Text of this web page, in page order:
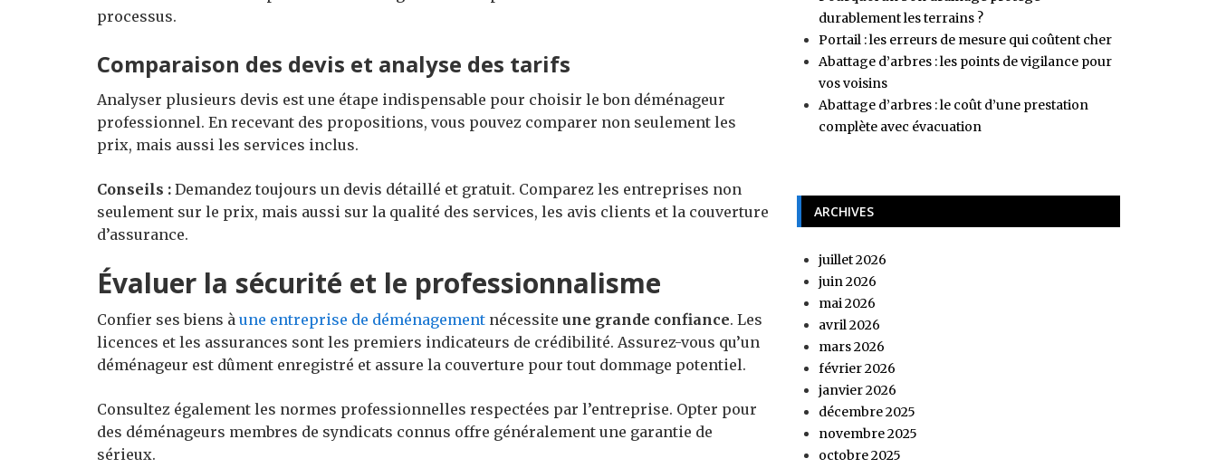
processus.
Comparaison des devis et analyse des tarifs
Analyser plusieurs devis est une étape indispensable pour choisir le bon déménageur
professionnel. En recevant des propositions, vous pouvez comparer non seulement les
prix, mais aussi les services inclus.
Conseils : Demandez toujours un devis détaillé et gratuit. Comparez les entreprises non
seulement sur le prix, mais aussi sur la qualité des services, les avis clients et la couverture
d’assurance.
Évaluer la sécurité et le professionnalisme
Confier ses biens à une entreprise de déménagement nécessite une grande confiance. Les
licences et les assurances sont les premiers indicateurs de crédibilité. Assurez-vous qu’un
déménageur est dûment enregistré et assure la couverture pour tout dommage potentiel.
Consultez également les normes professionnelles respectées par l’entreprise. Opter pour
des déménageurs membres de syndicats connus offre généralement une garantie de
sérieux.
durablement les terrains ?
Portail : les erreurs de mesure qui coûtent cher
Abattage d’arbres : les points de vigilance pour
vos voisins
Abattage d’arbres : le coût d’une prestation
complète avec évacuation
ARCHIVES
juillet 2026
juin 2026
mai 2026
avril 2026
mars 2026
février 2026
janvier 2026
décembre 2025
novembre 2025
octobre 2025